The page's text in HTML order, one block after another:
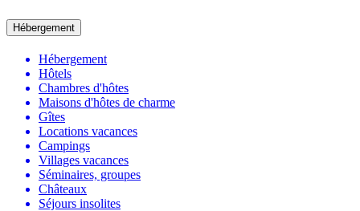
Hébergement
Hébergement
Hôtels
Chambres d'hôtes
Maisons d'hôtes de charme
Gîtes
Locations vacances
Campings
Villages vacances
Séminaires, groupes
Châteaux
Séjours insolites